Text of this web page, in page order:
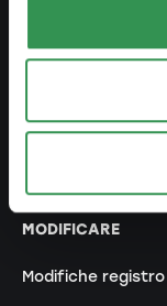
Costituire
MODIFICARE
Modifiche